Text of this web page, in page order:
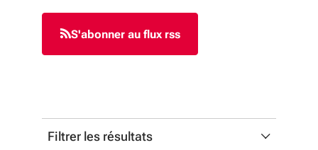
S'abonner au flux rss
Filtrer les résultats